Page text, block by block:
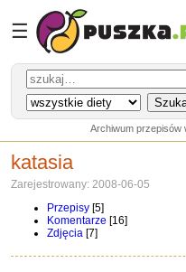
☰
Archiwum przepisów
katasia
Zarejestrowany: 2008-06-05
Przepisy [5]
Komentarze [16]
Zdjęcia [7]